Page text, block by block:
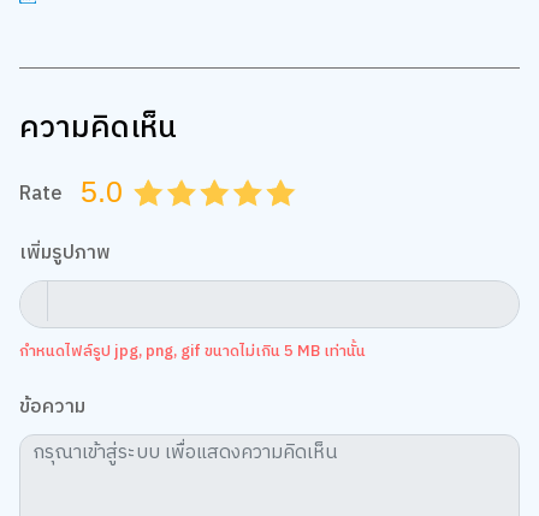
ความคิดเห็น
Rate 5.0 4.5
4.0
3.5
3.0
2.5
2.0
1.5
1.0
0.5
เพิ่มรูปภาพ
กำหนดไฟล์รูป jpg, png, gif ขนาดไม่เกิน 5 MB เท่านั้น
ข้อความ